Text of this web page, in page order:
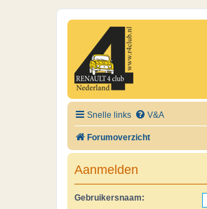
Snelle links V&A
Forumoverzicht
Aanmelden
Gebruikersnaam: